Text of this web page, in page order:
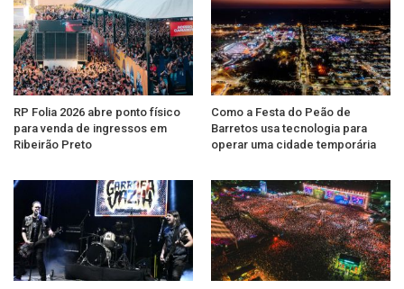
RP Folia 2026 abre ponto físico
para venda de ingressos em
Ribeirão Preto
Como a Festa do Peão de
Barretos usa tecnologia para
operar uma cidade temporária